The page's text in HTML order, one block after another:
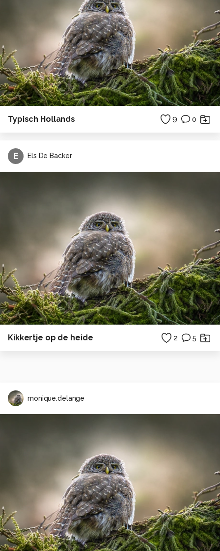
Typisch Hollands 9 0
E Els De Backer
Kikkertje op de heide 2 5
monique.delange